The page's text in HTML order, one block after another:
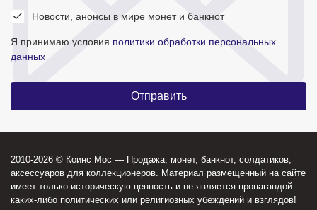
Новости, анонсы в мире монет и банкнот
Я принимаю условия политики обработки персональных
данных
2010-2026 © Коинс Мос — Продажа, монет, банкнот, солдатиков,
аксессуаров для коллекционеров. Материал размещенный на сайте
имеет только историческую ценность и не является пропагандой
каких-либо политических или религиозных убеждений и взглядов!